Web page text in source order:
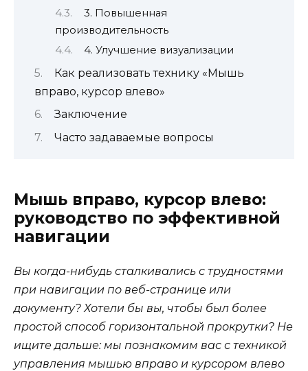
3. Повышенная
производительность
4. Улучшение визуализации
Как реализовать технику «Мышь
вправо, курсор влево»
Заключение
Часто задаваемые вопросы
Мышь вправо, курсор влево:
руководство по эффективной
навигации
Вы когда-нибудь сталкивались с трудностями
при навигации по веб-странице или
документу? Хотели бы вы, чтобы был более
простой способ горизонтальной прокрутки? Не
ищите дальше: мы познакомим вас с техникой
управления мышью вправо и курсором влево